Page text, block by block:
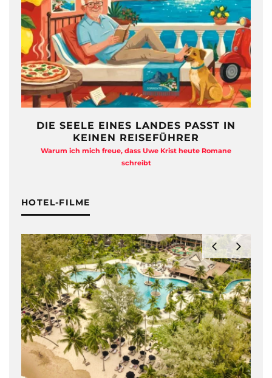
DIE SEELE EINES LANDES PASST IN
KEINEN REISEFÜHRER
Warum ich mich freue, dass Uwe Krist heute Romane
schreibt
HOTEL-FILME